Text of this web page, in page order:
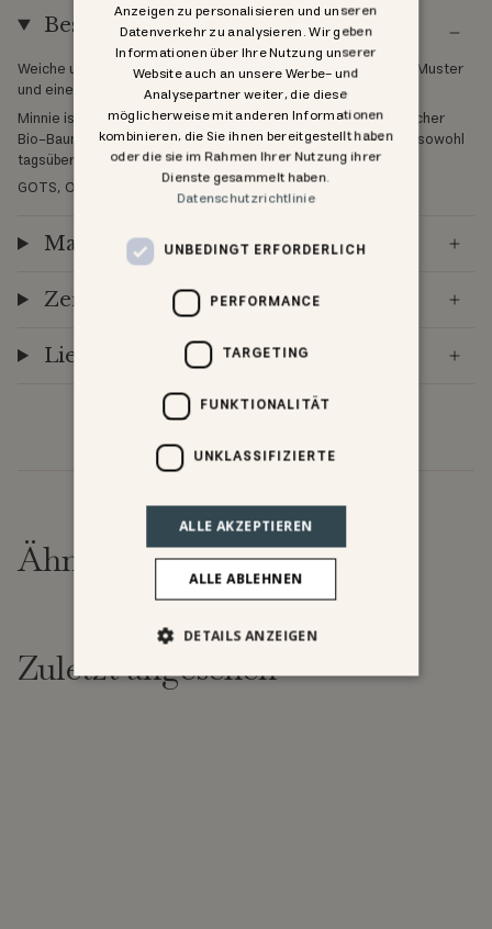
Beschreibung
Weiche und dehnbare Hose mit einem dekorativen Pointelle-Muster
und einem elastischen Bund.
Minnie ist unsere Kollektion klassischer Basics aus butterweicher
Bio-Baumwolle. Diese Essentials sind so konzipiert, dass sie sowohl
tagsüber als auch nachts getragen werden können.
GOTS, Organic, zertifiziert durch CU1094701
Materialien
Zertifizierung
Lieferung
Ähnliche Produkte
Zuletzt angesehen
Anzeigen zu personalisieren und unseren
Datenverkehr zu analysieren. Wir geben
Informationen über Ihre Nutzung unserer
Website auch an unsere Werbe- und
Analysepartner weiter, die diese
möglicherweise mit anderen Informationen
kombinieren, die Sie ihnen bereitgestellt haben
oder die sie im Rahmen Ihrer Nutzung ihrer
Dienste gesammelt haben.
Datenschutzrichtlinie
UNBEDINGT ERFORDERLICH
PERFORMANCE
TARGETING
FUNKTIONALITÄT
UNKLASSIFIZIERTE
ALLE AKZEPTIEREN
ALLE ABLEHNEN
DETAILS ANZEIGEN